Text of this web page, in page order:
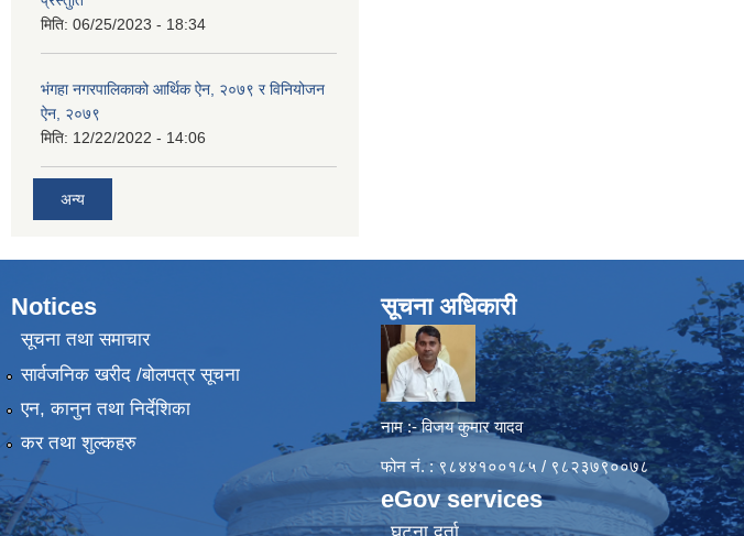
मिति: 06/25/2023 - 18:34
भंगहा नगरपालिकाको आर्थिक ऐन, २०७९ र विनियोजन
ऐन, २०७९
मिति: 12/22/2022 - 14:06
अन्य
Notices
सूचना तथा समाचार
सार्वजनिक खरीद /बोलपत्र सूचना
एन, कानुन तथा निर्देशिका
कर तथा शुल्कहरु
सूचना अधिकारी
नाम :- विजय कुमार यादव
फोन नं. : ९८४४१००१८५ / ९८२३७९००७८
eGov services